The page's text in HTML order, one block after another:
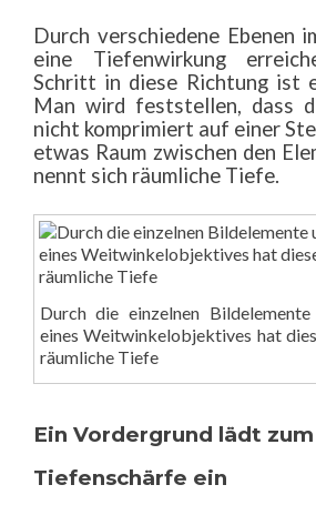
Durch verschiedene Ebenen
eine Tiefenwirkung
Schritt in diese Richtung ist
Man wird feststellen, dass
nicht komprimiert auf einer
etwas Raum zwischen den
nennt sich räumliche Tiefe.
Durch die einzelnen
eines Weitwinkelobjektives hat
räumliche Tiefe
Ein Vordergrund lädt
Tiefenschärfe ein